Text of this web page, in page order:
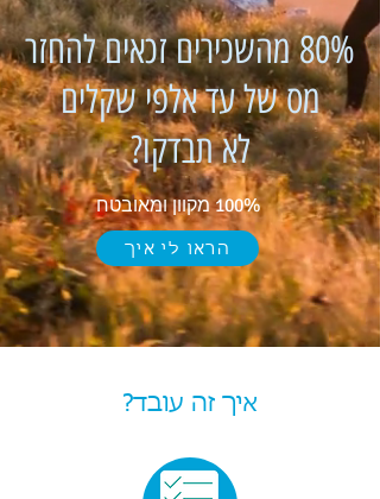
80% מהשכירים זכאים להחזר
מס של עד אלפי שקלים
לא תבדקו?
100% מקוון ומאובטח
הראו לי איך
איך זה עובד?